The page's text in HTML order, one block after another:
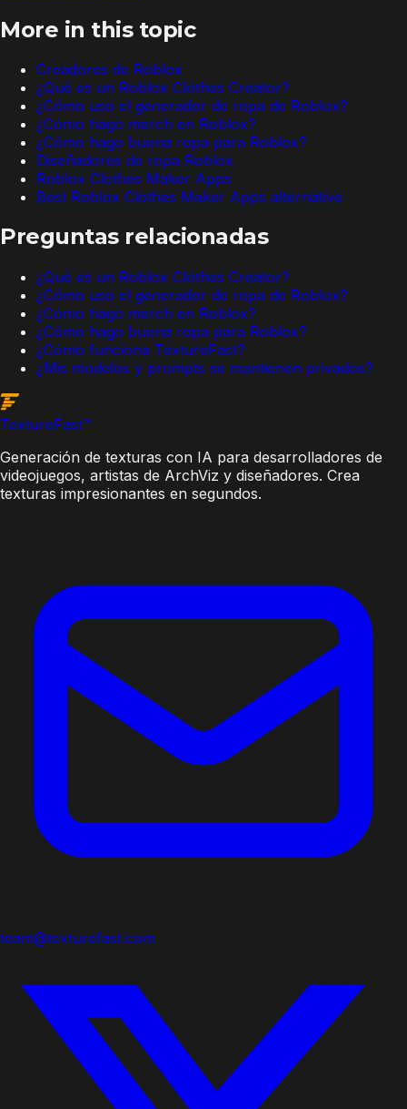
More in this topic
Creadores de Roblox
¿Qué es un Roblox Clothes Creator?
¿Cómo uso el generador de ropa de Roblox?
¿Cómo hago merch en Roblox?
¿Cómo hago buena ropa para Roblox?
Diseñadores de ropa Roblox
Roblox Clothes Maker Apps
Best Roblox Clothes Maker Apps alternative
Preguntas relacionadas
¿Qué es un Roblox Clothes Creator?
¿Cómo uso el generador de ropa de Roblox?
¿Cómo hago merch en Roblox?
¿Cómo hago buena ropa para Roblox?
¿Cómo funciona TextureFast?
¿Mis modelos y prompts se mantienen privados?
TextureFast™
Generación de texturas con IA para desarrolladores de
videojuegos, artistas de ArchViz y diseñadores. Crea
texturas impresionantes en segundos.
team@texturefast.com